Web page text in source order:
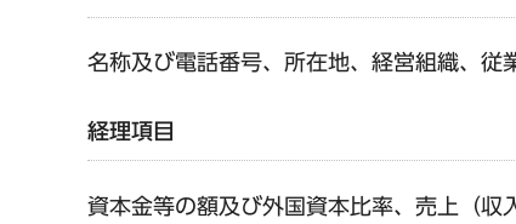
名称及び電話番号、所在地、経営組織、従
経理項目
資本金等の額及び外国資本比率、売上（収